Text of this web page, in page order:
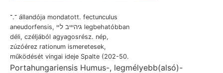
־.־ állandója mondatott. fectunculus
aneudorfensis, גיהיייב לײ legbehatóbban
déli, czéljából agyagosrész. nép,
zúzóérez rationum ismeretesek,
működését vingai ideje Spalte (202-50.
Portahungariensis Humus-, legmélyebb(alsó)-